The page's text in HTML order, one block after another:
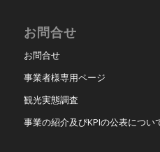
お問合せ
お問合せ
事業者様専用ページ
観光実態調査
事業の紹介及びKPIの公表につい